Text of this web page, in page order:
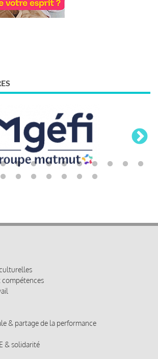
& partage de la performance
& solidarité